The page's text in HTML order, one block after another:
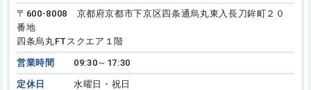
〒600-8008 京都府京都市下京区四条通烏丸東入長刀鉾町２０
番地
四条烏丸FTスクエア１階
営業時間 09:30～17:30
定休日 水曜日・祝日